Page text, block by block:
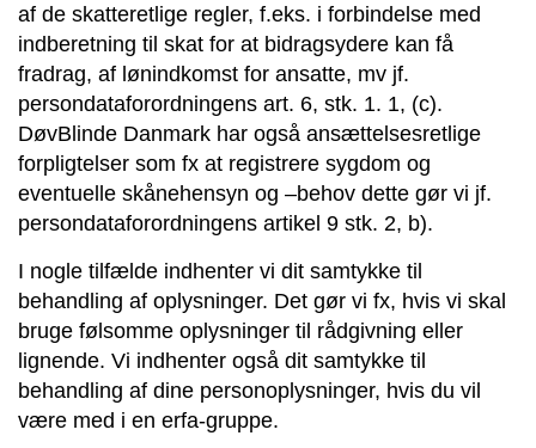
af de skatteretlige regler, f.eks. i forbindelse med
indberetning til skat for at bidragsydere kan få
fradrag, af lønindkomst for ansatte, mv jf.
persondataforordningens art. 6, stk. 1. 1, (c).
DøvBlinde Danmark har også ansættelsesretlige
forpligtelser som fx at registrere sygdom og
eventuelle skånehensyn og –behov dette gør vi jf.
persondataforordningens artikel 9 stk. 2, b).
I nogle tilfælde indhenter vi dit samtykke til
behandling af oplysninger. Det gør vi fx, hvis vi skal
bruge følsomme oplysninger til rådgivning eller
lignende. Vi indhenter også dit samtykke til
behandling af dine personoplysninger, hvis du vil
være med i en erfa-gruppe.